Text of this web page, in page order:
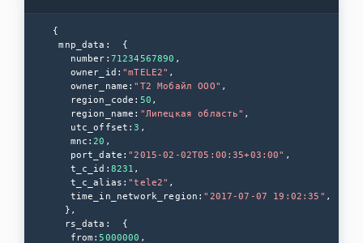
1C Битрикс
Рассылка СМС
Подтверждение
дисконтной
карты по SMS в
SoftOnIt
WebDebug
{
mnp_data:  {
   number:
71234567890 ,
   owner_id:
"mTELE2" ,
   owner_name:
"Т2 Мобайл ООО" ,
   region_code:
50 ,
   region_name:
"Липецкая область" ,
   utc_offset:
3 ,
   mnc:
20 ,
   port_date:
"2015-02-02T05:00:35+03:00" ,
   t_c_id:
8231 ,
   t_c_alias:
"tele2" ,
   time_in_network_region:
"2017-07-07 19:02:35" ,
  },
  rs_data:  {
   from:
5000000 ,